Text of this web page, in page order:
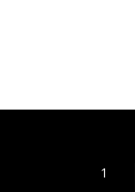
1